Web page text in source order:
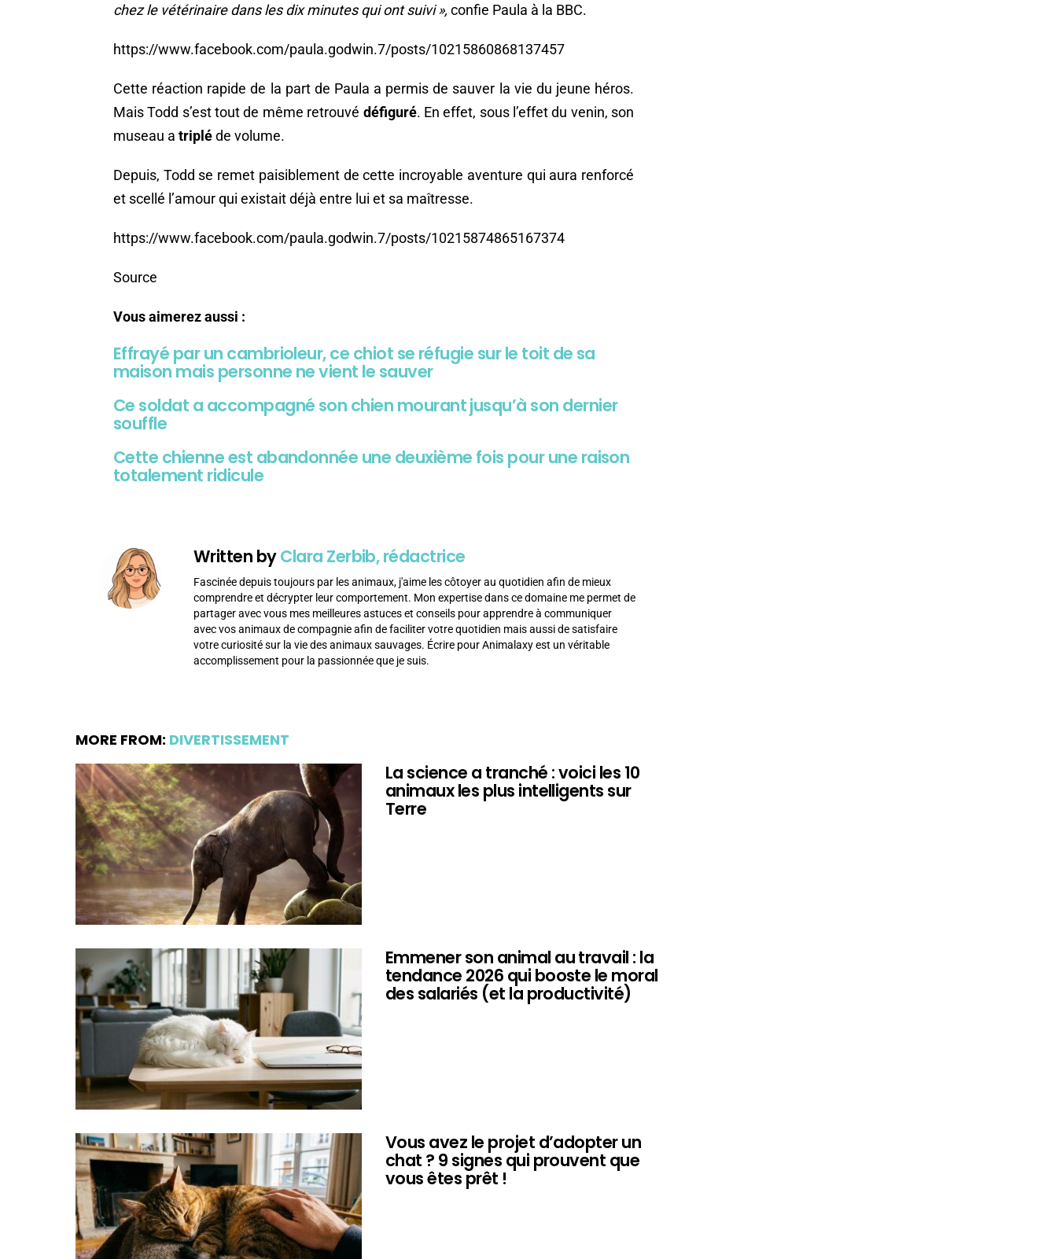
chez le vétérinaire dans les dix minutes qui ont suivi », confie Paula à la BBC.
https://www.facebook.com/paula.godwin.7/posts/10215860868137457
Cette réaction rapide de la part de Paula a permis de sauver la vie du jeune héros.
Mais Todd s’est tout de même retrouvé défiguré. En effet, sous l’effet du venin, son
museau a tripléde volume.
Depuis, Todd se remet paisiblement de cette incroyable aventure qui aura renforcé
et scellé l’amour qui existait déjà entre lui et sa maîtresse.
https://www.facebook.com/paula.godwin.7/posts/10215874865167374
Source
Vous aimerez aussi :
Effrayé par un cambrioleur, ce chiot se réfugie sur le toit de sa
maison mais personne ne vient le sauver
Ce soldat a accompagné son chien mourant jusqu’à son dernier
souffle
Cette chienne est abandonnée une deuxième fois pour une raison
totalement ridicule
Written byClara Zerbib, rédactrice
Fascinée depuis toujours par les animaux, j'aime les côtoyer au quotidien afin de mieux
comprendre et décrypter leur comportement. Mon expertise dans ce domaine me permet de
partager avec vous mes meilleures astuces et conseils pour apprendre à communiquer
avec vos animaux de compagnie afin de faciliter votre quotidien mais aussi de satisfaire
votre curiosité sur la vie des animaux sauvages. Écrire pour Animalaxy est un véritable
accomplissement pour la passionnée que je suis.
MORE FROM: DIVERTISSEMENT
La science a tranché : voici les 10
animaux les plus intelligents sur
Terre
Emmener son animal au travail : la
tendance 2026 qui booste le moral
des salariés (et la productivité)
Vous avez le projet d’adopter un
chat ? 9 signes qui prouvent que
vous êtes prêt !